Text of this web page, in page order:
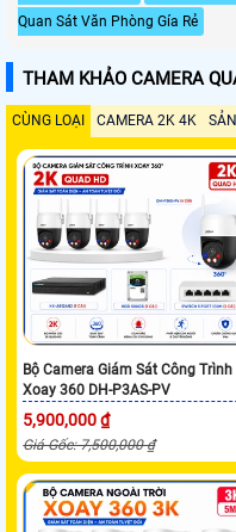
Quan Sát Văn Phòng Gía Rẻ
THAM KHẢO CAMERA
CÙNG LOẠI CAMERA 2K 4K
Bộ Camera Giám Sát Công Trình
Xoay 360 DH-P3AS-PV
5,900,000 ₫
Giá Gốc: 7,500,000 ₫